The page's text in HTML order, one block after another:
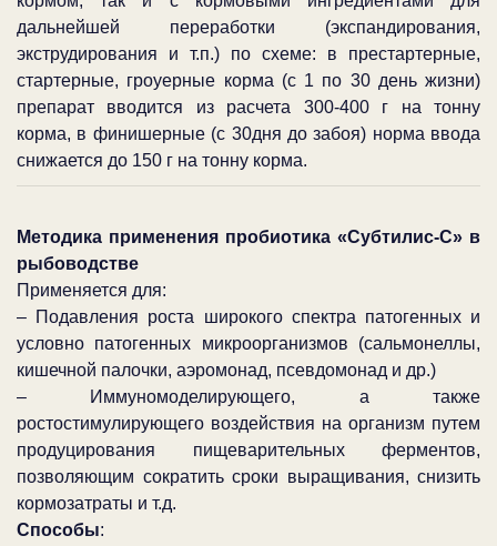
дальнейшей переработки (экспандирования,
экструдирования и т.п.) по схеме: в престартерные,
стартерные, гроуерные корма (с 1 по 30 день жизни)
препарат вводится из расчета 300-400 г на тонну
корма, в финишерные (с 30дня до забоя) норма ввода
снижается до 150 г на тонну корма.
Методика применения пробиотика «Субтилис-С» в
рыбоводстве
Применяется для:
– Подавления роста широкого спектра патогенных и
условно патогенных микроорганизмов (сальмонеллы,
кишечной палочки, аэромонад, псевдомонад и др.)
– Иммуномоделирующего, а также
ростостимулирующего воздействия на организм путем
продуцирования пищеварительных ферментов,
позволяющим сократить сроки выращивания, снизить
кормозатраты и т.д.
Способы: